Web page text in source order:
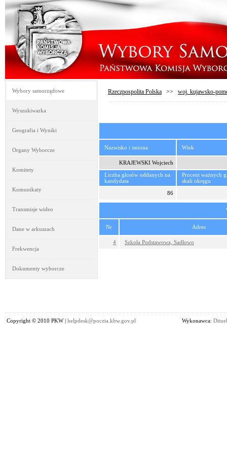
Wybory samorządowe
Wyszukiwarka
Geografia i Wyniki
Organy Wyborcze
Komitety
Komunikaty
Transmisje wideo
Dane w arkuszach
Frekwencja
Dokumenty wyborcze
Rzeczpospolita Polska >> woj. kujawsko-
Nazwisko i imiona Wiek
KRAJEWSKI Wojciech
Liczba głosów oddanych na
kandydata
Procent ważnych
skali okręgu
86
Nr Adres
4 Szkoła Podstawowa, Sadłowo
Copyright © 2010 PKW | helpdesk@poczta.kbw.gov.pl Wykonawca: